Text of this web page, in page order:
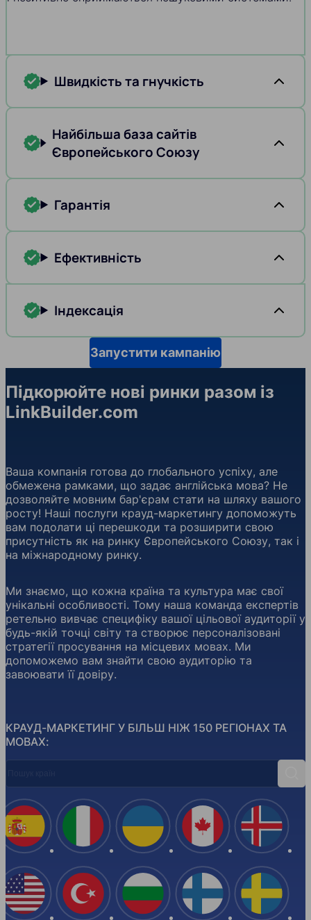
Швидкість та гнучкість
Найбільша база сайтів
Європейського Союзу
Гарантія
Ефективність
Індексація
Запустити кампанію
Підкорюйте нові ринки разом із
LinkBuilder.com
КРАУД-МАРКЕТИНГ У БІЛЬШ НІЖ 150 РЕГІОНАХ ТА
МОВАХ:
Ваша компанія готова до глобального успіху, але
обмежена рамками, що задає англійська мова? Не
дозволяйте мовним бар'єрам стати на шляху вашого
росту! Наші послуги крауд-маркетингу допоможуть
вам подолати ці перешкоди та розширити свою
присутність як на ринку Європейського Союзу, так і
на міжнародному ринку.
Ми знаємо, що кожна країна та культура має свої
унікальні особливості. Тому наша команда експертів
ретельно вивчає специфіку вашої цільової аудиторії у
будь-якій точці світу та створює персоналізовані
стратегії просування на місцевих мовах. Ми
допоможемо вам знайти свою аудиторію та
завоювати її довіру.
Іспанія
США
Італія
Туреччина
Україна
Болгарія
Канада
Фінляндія Швеція